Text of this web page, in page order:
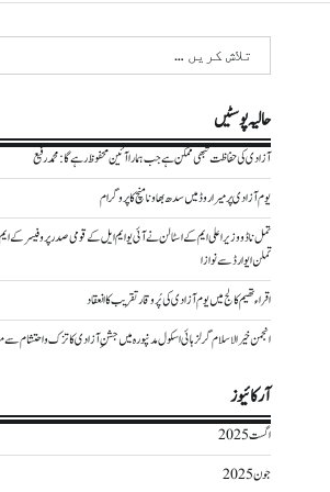
تلاش
کریں
برائے:
حالیہ پوسٹیں
آزادی کی حفاظت تبھی ممکن ہے جب ہمارا آئین محفوظ رہے گا : محمد رفیع
یوم آزادی پر میراروڈ میں سدھ بھاونا منچ کا پروگرام
تمل ناڈو وزیر اعلی ایم کے اسٹالن نے آئی یو ایم ایل کے قومی صدر پروفیسر کے
تملن ایوارڈ سے نوازا
اقراء تھیم کالج میں یوم آزادی کی پُر وقار تقریب کا انعقاد
انجمن خیر الاسلام گرلز ہائی اسکول مدنپورہ میں جشنِ آزادی کا تزک و احتشام سے
آرکائیوز
اگست 2025
جون 2025